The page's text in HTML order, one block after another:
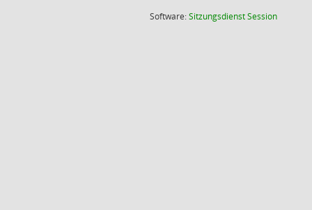
Software:SitzungsdienstSession(Wird in